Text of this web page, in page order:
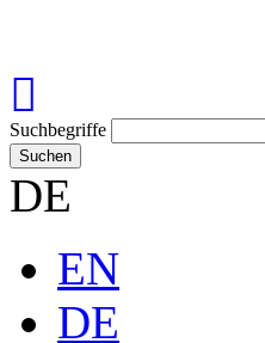
Suchbegriffe
Suchen
DE
EN
DE